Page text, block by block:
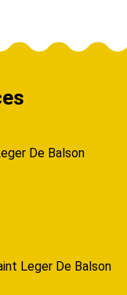
De Balson
Leger De Balson